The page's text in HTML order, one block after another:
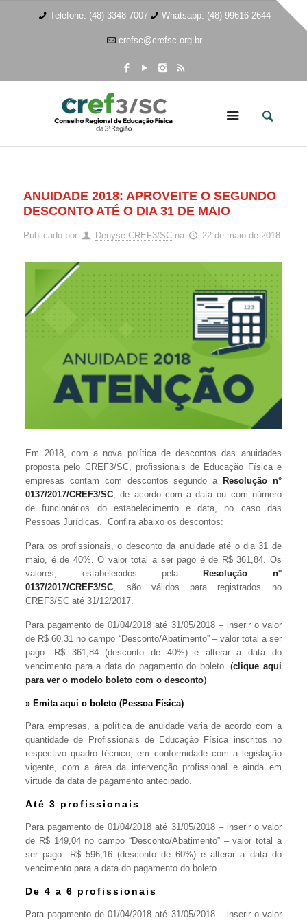
Telefone: (48) 3348-7007 Whatsapp: (48) 99616-2644
crefsc@crefsc.org.br
ANUIDADE 2018: APROVEITE O SEGUNDO
DESCONTO ATÉ O DIA 31 DE MAIO
Publicado por Denyse CREF3/SC na 22 de maio de 2018
Em 2018, com a nova política de descontos das anuidades
proposta pelo CREF3/SC, profissionais de Educação Física e
empresas contam com descontos segundo a Resolução n°
0137/2017/CREF3/SC , de acordo com a data ou com número
de funcionários do estabelecimento e data, no caso das
Pessoas Jurídicas. Confira abaixo os descontos:
Para os profissionais, o desconto da anuidade até o dia 31 de
maio, é de 40%. O valor total a ser pago é de R$ 361,84. Os
valores, estabelecidos pelaResolução n°
0137/2017/CREF3/SC , são válidos para registrados no
CREF3/SC até 31/12/2017.
Para pagamento de 01/04/2018 até 31/05/2018 – inserir o valor
de R$ 60,31 no campo “Desconto/Abatimento” – valor total a ser
pago: R$ 361,84 (desconto de 40%) e alterar a data do
vencimento para a data do pagamento do boleto.(clique aqui
para ver o modelo boleto com o desconto)
» Emitaaquio boleto (Pessoa Física)
Para empresas, a política de anuidade varia de acordo com a
quantidade de Profissionais de Educação Física inscritos no
respectivo quadro técnico, em conformidade com a legislação
vigente, com a área da intervenção profissional e ainda em
virtude da data de pagamento antecipado.
Até 3 profissionais
Para pagamento de 01/04/2018 até 31/05/2018 – inserir o valor
de R$ 149,04 no campo “Desconto/Abatimento” – valor total a
ser pago: R$ 596,16 (desconto de 60%) e alterar a data do
vencimento para a data do pagamento do boleto.
De 4 a 6 profissionais
Para pagamento de 01/04/2018 até 31/05/2018 – inserir o valor